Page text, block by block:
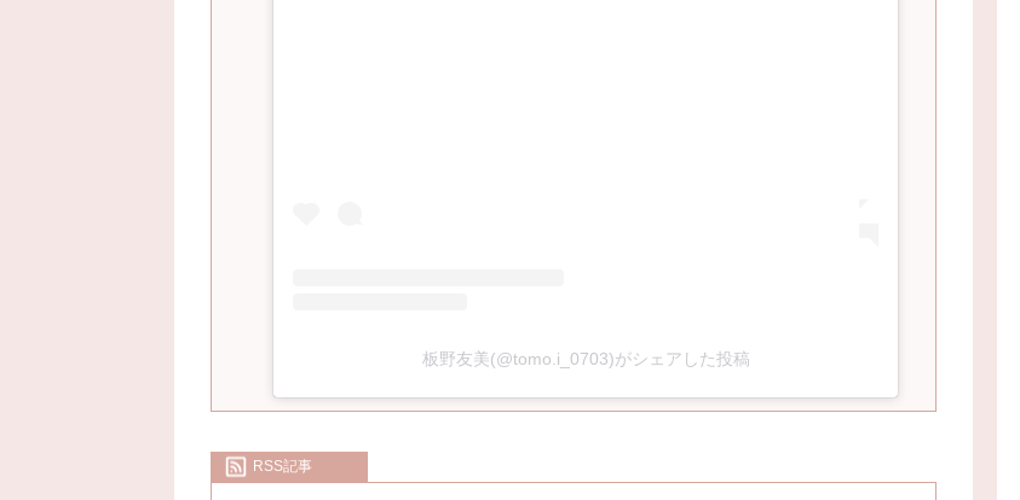
板野友美(@tomo.i_0703)がシェアした投稿
RSS記事